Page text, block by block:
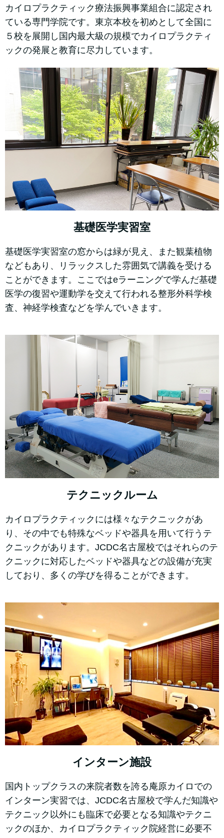
カイロプラクティック療法振興事業組合に認定され
ている専門学院です。 東京本校を初めとして全国に
５校を展開し国内最大級の規模でカイロプラクティ
ックの発展と教育に尽力しています。
基礎医学実習室
基礎医学実習室の窓からは緑が見え、また観葉植物
などもあり、リラックスした雰囲気で講義を受ける
ことができます。ここではeラーニングで学んだ基礎
医学の復習や運動学を交えて行われる整形外科学検
査、神経学検査などを学んでいきます。
テクニックルーム
カイロプラクティックには様々なテクニックがあ
り、その中でも特殊なベッドや器具を用いて行うテ
クニックがあります。JCDC名古屋校ではそれらのテ
クニックに対応したベッドや器具などの設備が充実
しており、多くの学びを得ることができます。
インターン施設
国内トップクラスの来院者数を誇る庵原カイロでの
インターン実習では、JCDC名古屋校で学んだ知識や
テクニック以外にも臨床で必要となる知識やテクニ
ックのほか、カイロプラクティック院経営に必要不